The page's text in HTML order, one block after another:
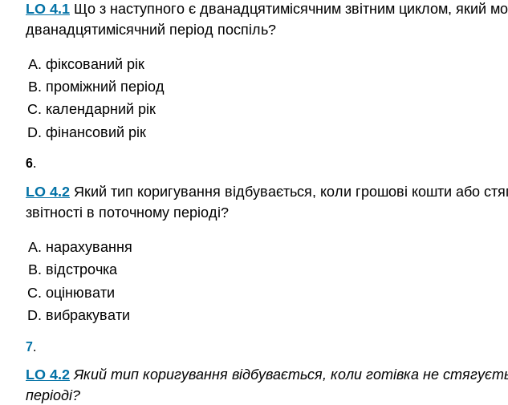
LO 4.1 Що з наступного є дванадцятимісячним звітним циклом, який
дванадцятимісячний період поспіль?
фіксований рік
проміжний період
календарний рік
фінансовий рік
6.
LO 4.2 Який тип коригування відбувається, коли грошові кошти або
звітності в поточному періоді?
нарахування
відстрочка
оцінювати
вибракувати
7.
LO 4.2 Який тип коригування відбувається, коли готівка не
періоді?